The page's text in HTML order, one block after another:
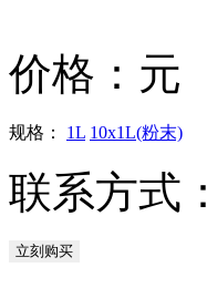
价格： 元
规格： 1L 10x1L(粉末)
联系方式：
立刻购买